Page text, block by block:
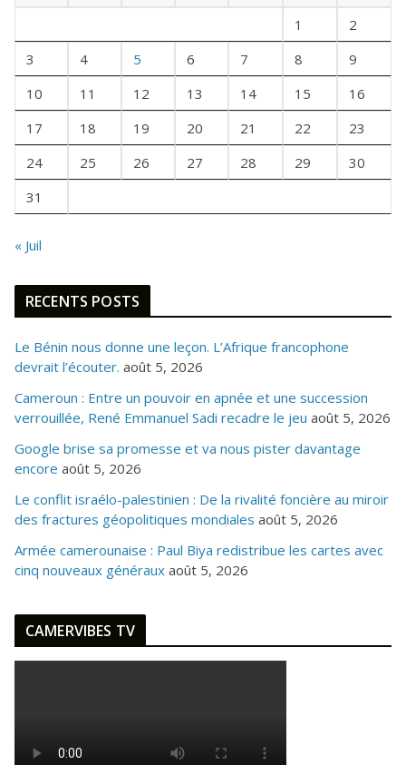
U
F
S
1
2
3
4 5 6 7 8
9
10
11 12 13 14 15
16
17
18 19 20 21 22
23
24
25 26 27 28 29
30
31
« Juil
RECENTS POSTS
Le Bénin nous donne une leçon. L’Afrique francophone
devrait l’écouter. août 5, 2026
Cameroun : Entre un pouvoir en apnée et une succession
verrouillée, René Emmanuel Sadi recadre le jeu août 5, 2026
Google brise sa promesse et va nous pister davantage
encore août 5, 2026
Le conflit israélo-palestinien : De la rivalité foncière au miroir
des fractures géopolitiques mondiales août 5, 2026
Armée camerounaise : Paul Biya redistribue les cartes avec
cinq nouveaux généraux août 5, 2026
CAMERVIBES TV